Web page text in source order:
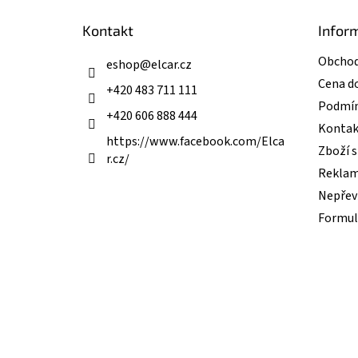
Kontakt
eshop@elcar.cz
+420 483 711 111
+420 606 888 444
https://www.facebook.com/Elca
r.cz/
Cena
Zboží